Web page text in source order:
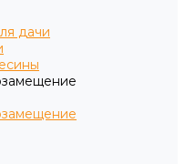
дачи